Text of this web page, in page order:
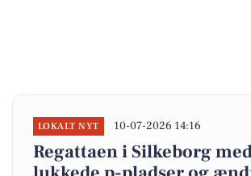
LOKALT NYT 10-07-2026 14:16
Regattaen i Silkeborg